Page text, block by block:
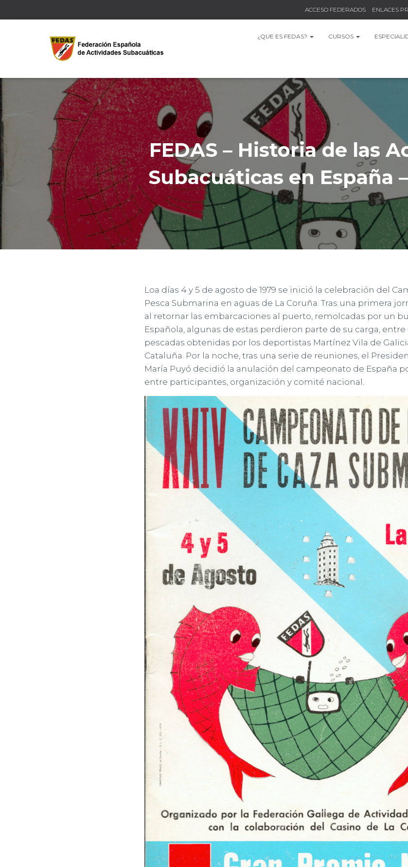
ACCESO FEDERADOS ENLACES
¿QUE ES FEDAS? CURSOS
FEDAS – Historia de las
Subacuáticas en España
Loa días 4 y 5 de agosto de 1979 se inició la celebración del
Pesca Submarina en aguas de La Coruña. Tras una primera
al retornar las embarcaciones al puerto, remolcadas por un
Española, algunas de estas perdieron parte de su carga, entre
pescadas obtenidas por los deportistas Martínez Vila de
Cataluña. Por la noche, tras una serie de reuniones, el
María Puyó decidió la anulación del campeonato de España
entre participantes, organización y comité nacional.